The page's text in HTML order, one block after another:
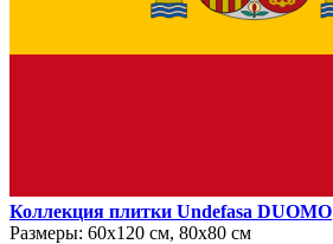
Коллекция плитки Undefasa DUOMO
Размеры: 60х120 см, 80х80 см